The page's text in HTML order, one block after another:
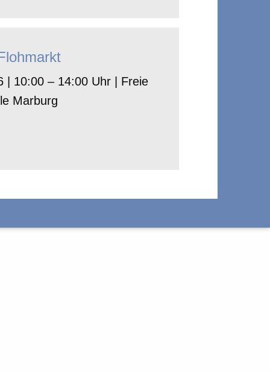
| 10:00 – 14:00 Uhr | Freie
Marburg